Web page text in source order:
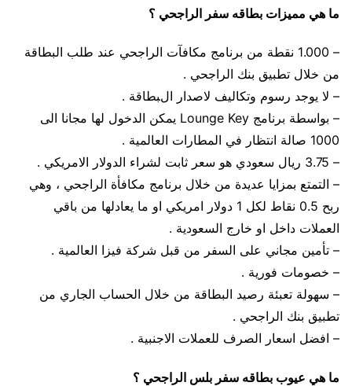
ما هي مميزات بطاقه سفر الراجحي ؟
– 1.000 نقطة من برنامج مكافآت الراجحي عند طلب البطاقة
من خلال تطبيق بنك الراجحي .
– لا يوجد رسوم وتكاليف لاصدار البطاقة .
– بواسطة برنامج Lounge Key يمكن الدخول لها مجانا الى
1000 صالة انتظار في المطارات العالمية .
– 3.75 ريال سعودي هو سعر ثابت لشراء الدولار الامريكي .
– التمتع بمزايا عديدة من خلال برنامج مكافأة الراجحي ، وهي
ربح 0.5 نقاط لكل 1 دولار امريكي او ما يعادلها من باقي
العملات داخل او خارج السعودية .
– تأمين مجاني على السفر من قبل شركة فيزا العالمية .
– خصومات فورية .
– سهولة تعبئة رصيد البطاقة من خلال الحساب الجاري من
تطبيق بنك الراجحي .
– افضل اسعار الصرف للعملات الاجنبية .
ما هي عيوب بطاقه سفر بلس الراجحي ؟